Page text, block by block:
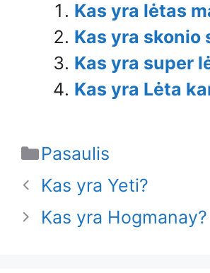
Kas yra lėtas
Kas yra skonio
Kas yra super
Kas yra Lėta
Categories
Pasaulis
Kas yra Yeti?
Kas yra Hogmanay?